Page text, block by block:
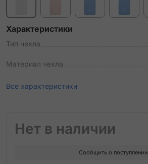
Характеристики
Тип чехла
Материал чехла
Все характеристики
Нет в наличии
Сообщить о поступлении